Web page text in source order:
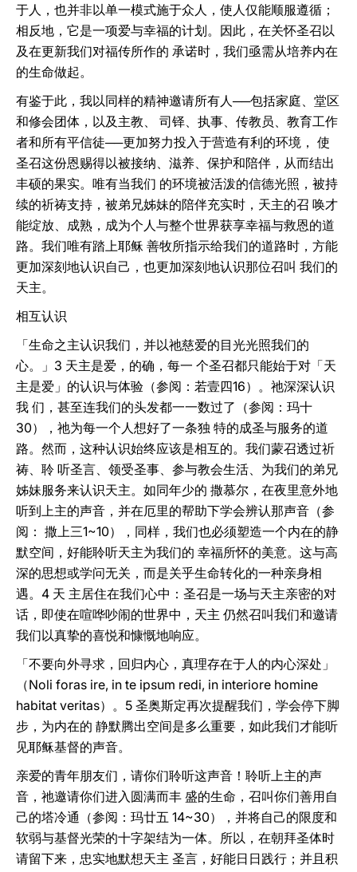
于人，也并非以单一模式施于众人，使人仅能顺服遵循；
相反地，它是一项爱与幸福的计划。因此，在关怀圣召以
及在更新我们对福传所作的 承诺时，我们亟需从培养内在
的生命做起。
有鉴于此，我以同样的精神邀请所有人──包括家庭、堂区
和修会团体，以及主教、 司铎、执事、传教员、教育工作
者和所有平信徒──更加努力投入于营造有利的环境， 使
圣召这份恩赐得以被接纳、滋养、保护和陪伴，从而结出
丰硕的果实。唯有当我们 的环境被活泼的信德光照，被持
续的祈祷支持，被弟兄姊妹的陪伴充实时，天主的召 唤才
能绽放、成熟，成为个人与整个世界获享幸福与救恩的道
路。我们唯有踏上耶稣 善牧所指示给我们的道路时，方能
更加深刻地认识自己，也更加深刻地认识那位召叫 我们的
天主。
相互认识
「生命之主认识我们，并以祂慈爱的目光光照我们的
心。」3 天主是爱，的确，每一 个圣召都只能始于对「天
主是爱」的认识与体验（参阅：若壹四16）。祂深深认识
我 们，甚至连我们的头发都一一数过了（参阅：玛十
30），祂为每一个人想好了一条独 特的成圣与服务的道
路。然而，这种认识始终应该是相互的。我们蒙召透过祈
祷、聆 听圣言、领受圣事、参与教会生活、为我们的弟兄
姊妹服务来认识天主。如同年少的 撒慕尔，在夜里意外地
听到上主的声音，并在厄里的帮助下学会辨认那声音（参
阅： 撒上三1~10），同样，我们也必须塑造一个内在的静
默空间，好能聆听天主为我们的 幸福所怀的美意。这与高
深的思想或学问无关，而是关乎生命转化的一种亲身相
遇。4 天 主居住在我们心中：圣召是一场与天主亲密的对
话，即使在喧哗吵闹的世界中，天主 仍然召叫我们和邀请
我们以真挚的喜悦和慷慨地响应。
「不要向外寻求，回归内心，真理存在于人的内心深处」
（Noli foras ire, in te ipsum redi, in interiore homine
habitat veritas）。5 圣奥斯定再次提醒我们，学会停下脚
步，为内在的 静默腾出空间是多么重要，如此我们才能听
见耶稣基督的声音。
亲爱的青年朋友们，请你们聆听这声音！聆听上主的声
音，祂邀请你们进入圆满而丰 盛的生命，召叫你们善用自
己的塔冷通（参阅：玛廿五 14~30），并将自己的限度和
软弱与基督光荣的十字架结为一体。所以，在朝拜圣体时
请留下来，忠实地默想天主 圣言，好能日日践行；并且积